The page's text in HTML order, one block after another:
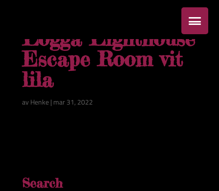
Logga Lighthouse
Escape Room vit
lila
avHenke| mar 31, 2022
Search